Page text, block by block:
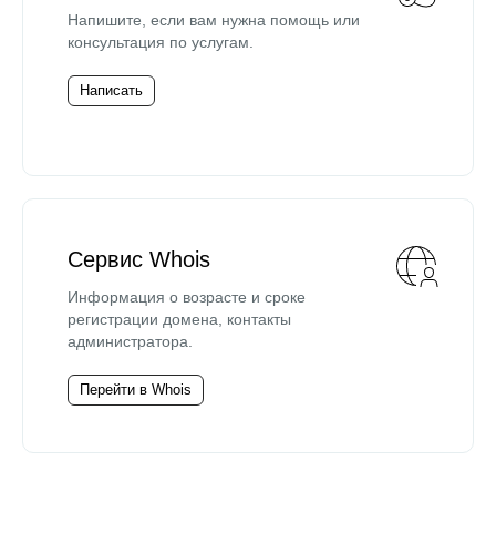
Напишите, если вам нужна помощь или
консультация по услугам.
Написать
Сервис Whois
Информация о возрасте и сроке
регистрации домена, контакты
администратора.
Перейти в Whois